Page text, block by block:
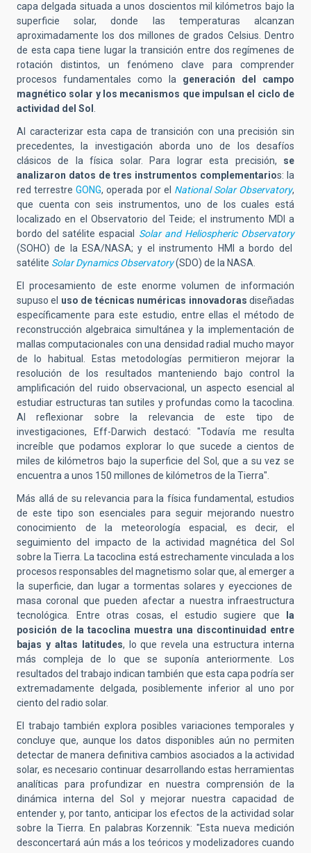
capa delgada situada a unos doscientos mil kilómetros bajo la
superficie solar, donde las temperaturas alcanzan
aproximadamente los dos millones de grados Celsius. Dentro
de esta capa tiene lugar la transición entre dos regímenes de
rotación distintos, un fenómeno clave para comprender
procesos fundamentales como la generación del campo
magnético solar y los mecanismos que impulsan el ciclo de
actividad del Sol
Al caracterizar esta capa de transición con una precisión sin
precedentes, la investigación aborda uno de los desafíos
clásicos de la física solar. Para lograr esta precisión, se
analizaron datos de tres instrumentos complementarios: la
red terrestreGONG, operada por el National Solar Observatory,
que cuenta con seis instrumentos, uno de los cuales está
localizado en el Observatorio del Teide; el instrumento MDI a
bordo del satélite espacial Solar and Heliospheric Observatory
(SOHO) de la ESA/NASA; y el instrumento HMI a bordo del
satélite Solar Dynamics Observatory(SDO) de la NASA.
El procesamiento de este enorme volumen de información
supuso el uso de técnicas numéricas innovadorasdiseñadas
específicamente para este estudio, entre ellas el método de
reconstrucción algebraica simultánea y la implementación de
mallas computacionales con una densidad radial mucho mayor
de lo habitual. Estas metodologías permitieron mejorar la
resolución de los resultados manteniendo bajo control la
amplificación del ruido observacional, un aspecto esencial al
estudiar estructuras tan sutiles y profundas como la tacoclina.
Al reflexionar sobre la relevancia de este tipo de
investigaciones, Eff-Darwich destacó: "Todavía me resulta
increíble que podamos explorar lo que sucede a cientos de
miles de kilómetros bajo la superficie del Sol, que a su vez se
encuentra a unos 150 millones de kilómetros de la Tierra".
Más all á de su relevancia para la física fundamental, estudios
de este tipo son esenciales para seguir mejorando nuestro
conocimiento de la meteorología espacial, es decir, el
seguimiento del impacto de la actividad magnética del Sol
sobre la Tierra.
Latacoclina está estrechamente vinculada a los
procesos responsables del magnetismo solar que, al emerger a
la superficie,dan lugar a tormentas solares y eyecciones de
masa coronal que pueden afectar a nuestra infraestructura
tecnológica. Entre otras cosas, el estudio sugiere que
la
posición de la tacoclina muestra una discontinuidad entre
bajas y altas latitudes, lo que revela una estructura interna
más compleja de lo que se suponía anteriormente.
Los
resultados del trabajo indican también que esta capa podría ser
extremadamente delgada, posiblemente inferior al uno por
ciento del radio solar.
El trabajo también explora posibles variaciones temporales y
concluye que, aunque los datos disponibles aún no permiten
detectar de manera definitiva cambios asociados a la actividad
solar, es necesario continuar desarrollando estas herramientas
analíticas para profundizaren nuestra comprensión de la
dinámica interna del Sol y mejorar nuestra capacidad de
entender y, por tanto, anticipar los efectos de la actividad solar
sobre la Tierra. En palabras Korzennik: "Esta nueva medición
desconcertará aún más a los teóricos y modelizadores cuando